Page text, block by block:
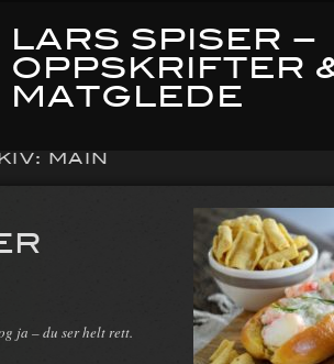
LARS SPISER –
OPPSKRIFTER
MATGLEDE
MAIN
ja – du ser helt rett.